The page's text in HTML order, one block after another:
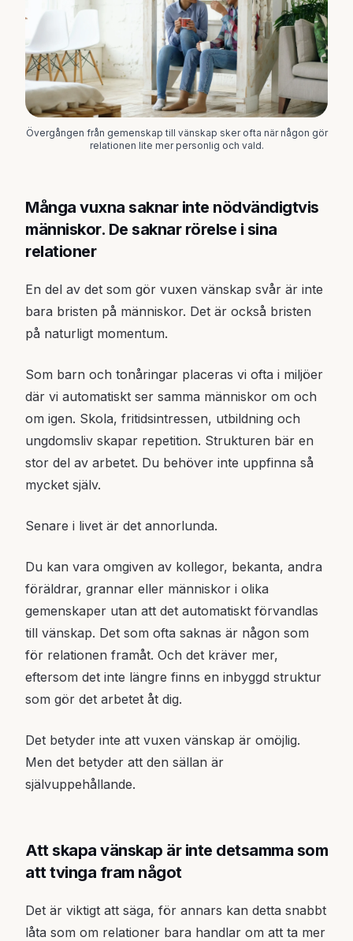
Övergången från gemenskap till vänskap sker ofta när någon gör
relationen lite mer personlig och vald.
Många vuxna saknar inte nödvändigtvis
människor. De saknar rörelse i sina
relationer
En del av det som gör vuxen vänskap svår är inte
bara bristen på människor. Det är också bristen
på naturligt momentum.
Som barn och tonåringar placeras vi ofta i miljöer
där vi automatiskt ser samma människor om och
om igen. Skola, fritidsintressen, utbildning och
ungdomsliv skapar repetition. Strukturen bär en
stor del av arbetet. Du behöver inte uppfinna så
mycket själv.
Senare i livet är det annorlunda.
Du kan vara omgiven av kollegor, bekanta, andra
föräldrar, grannar eller människor i olika
gemenskaper utan att det automatiskt förvandlas
till vänskap. Det som ofta saknas är någon som
för relationen framåt. Och det kräver mer,
eftersom det inte längre finns en inbyggd struktur
som gör det arbetet åt dig.
Det betyder inte att vuxen vänskap är omöjlig.
Men det betyder att den sällan är
självuppehållande.
Att skapa vänskap är inte detsamma som
att tvinga fram något
Det är viktigt att säga, för annars kan detta snabbt
låta som om relationer bara handlar om att ta mer